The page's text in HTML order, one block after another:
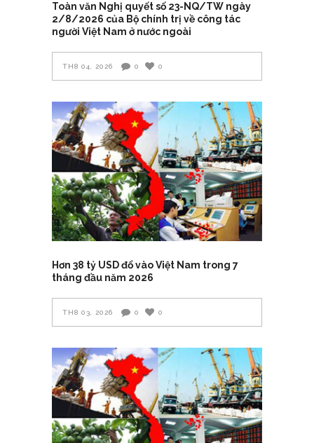
Toàn văn Nghị quyết số 23-NQ/TW ngày
2/8/2026 của Bộ chính trị về công tác
người Việt Nam ở nước ngoài
TH8 04, 2026 0 0
Hơn 38 tỷ USD đổ vào Việt Nam trong 7
tháng đầu năm 2026
TH8 03, 2026 0 0